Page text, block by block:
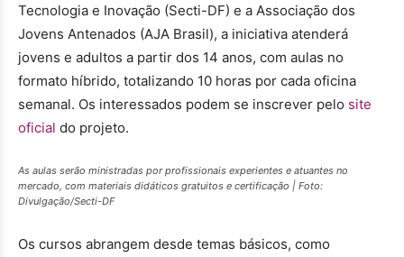
Tecnologia e Inovação (Secti-DF) e a Associação dos
Jovens Antenados (AJA Brasil), a iniciativa atenderá
jovens e adultos a partir dos 14 anos, com aulas no
formato híbrido, totalizando 10 horas por cada oficina
semanal. Os interessados podem se inscrever pelo site
oficial do projeto.
As aulas serão ministradas por profissionais experientes e atuantes no
mercado, com materiais didáticos gratuitos e certificação | Foto:
Divulgação/Secti-DF
Os cursos abrangem desde temas básicos, como